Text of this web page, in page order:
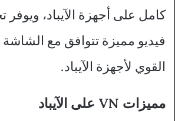
كامل على أجهزة الآيباد، ويوفر
فيديو مميزة تتوافق مع الشاشة
القوي لأجهزة الآيباد.
مميزات VN على الآيباد